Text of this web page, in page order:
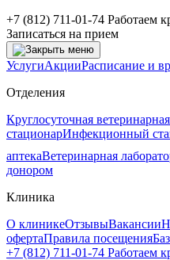
+7 (812) 711-01-74 Работаем
Записаться на прием
УслугиАкцииРасписание и
Отделения
Круглосуточная
стационарИнфекционный
аптекаВетеринарная
донором
Клиника
О клиникеОтзывыВакансии
офертаПравила посещения
+7 (812) 711-01-74 Работаем